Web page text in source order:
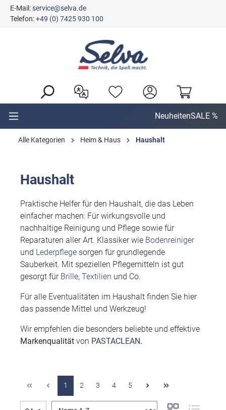
springen
E-Mail:service@selva.de
Telefon:+49 (0) 7425 930 100
NeuheitenSALE %
Alle Kategorien Heim & Haus Haushalt
Haushalt
Praktische Helfer für den Haushalt, die das Leben
einfacher machen: Für wirkungsvolle und
nachhaltige Reinigung und Pflege sowie für
Reparaturen aller Art. Klassiker wie Bodenreiniger
und Lederpflege sorgen für grundlegende
Sauberkeit. Mit speziellen Pflegemitteln ist gut
gesorgt für Brille, Textilien und Co.
Für alle Eventualitäten im Haushalt finden Sie hier
das passende Mittel und Werkzeug!
Wir empfehlen die besonders beliebte und effektive
Markenqualität von PASTACLEAN.
1 2 3 4 5